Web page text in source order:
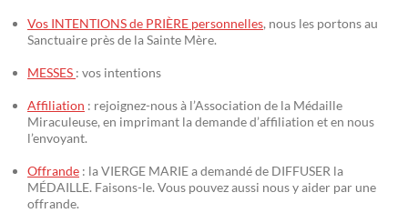
Vos INTENTIONS de PRIÈRE personnelles, nous les portons au
Sanctuaire près de la Sainte Mère.
MESSES : vos intentions
Affiliation : rejoignez-nous à l’Association de la Médaille
Miraculeuse, en imprimant la demande d’affiliation et en nous
l’envoyant.
Offrande : la VIERGE MARIE a demandé de DIFFUSER la
MÉDAILLE. Faisons-le. Vous pouvez aussi nous y aider par une
offrande.